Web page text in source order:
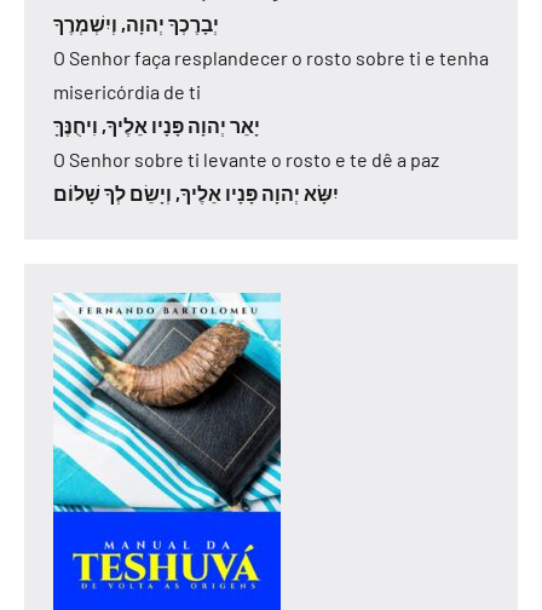
יְבָרֶכְךָ יְהוָה, וְיִשְׁמְרֶךָ
O Senhor faça resplandecer o rosto sobre ti e tenha
misericórdia de ti
יָאֵר יְהוָה פָּנָיו אֵלֶיךָ, וִיחֻנֶּךָּ
O Senhor sobre ti levante o rosto e te dê a paz
יִשָּׂא יְהוָה פָּנָיו אֵלֶיךָ, וְיָשֵׂם לְךָ שָׁלוֹם